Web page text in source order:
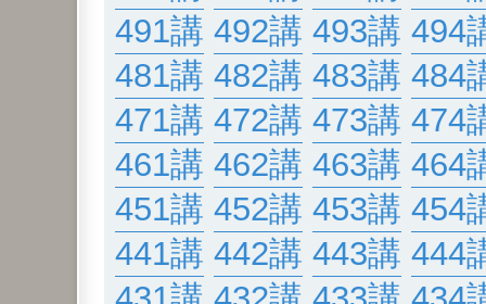
491講 492講 493講 494
481講 482講 483講 484
471講 472講 473講 474
461講 462講 463講 464
451講 452講 453講 454
441講 442講 443講 444